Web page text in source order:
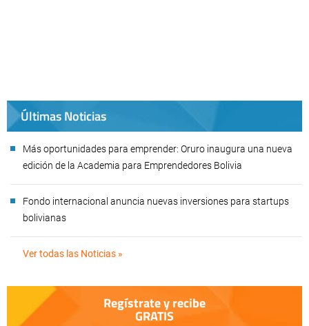
Últimas Noticias
Más oportunidades para emprender: Oruro inaugura una nueva
edición de la Academia para Emprendedores Bolivia
Fondo internacional anuncia nuevas inversiones para startups
bolivianas
Ver todas las Noticias »
Regístrate y recibe
GRATIS